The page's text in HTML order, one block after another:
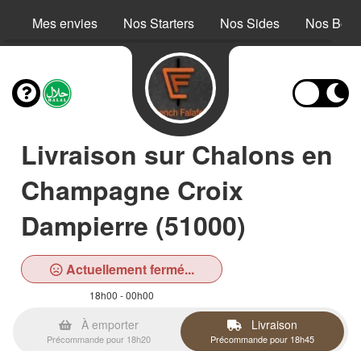
Mes envies Nos Starters Nos Sides Nos
Livraison sur Chalons en
Champagne Croix
Dampierre (51000)
Actuellement fermé...
18h00 - 00h00
À emporter
Précommande pour 18h20
Livraison
Précommande pour 18h45